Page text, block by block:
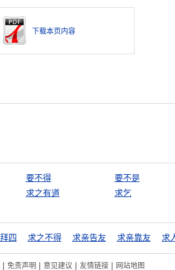
下载本页内容
要不得
要不是
求之有道 求乞
四 求之不得 求亲告友 求亲靠友
| 免责声明 | 意见建议 | 友情链接 | 网站地图